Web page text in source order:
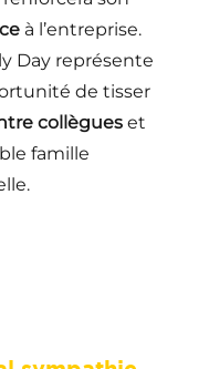
à l’entreprise.
Day représente
de tisser
collègueset
famille